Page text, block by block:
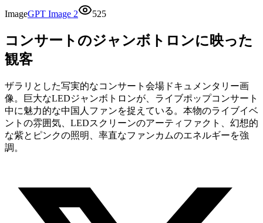
ImageGPT Image 2 525
コンサートのジャンボトロンに映った
観客
ザラリとした写実的なコンサート会場ドキュメンタリー画
像。巨大なLEDジャンボトロンが、ライブポップコンサート
中に魅力的な中国人ファンを捉えている。本物のライブイベ
ントの雰囲気、LEDスクリーンのアーティファクト、幻想的
な紫とピンクの照明、率直なファンカムのエネルギーを強
調。